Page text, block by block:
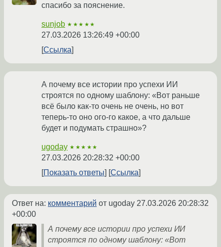
спасибо за пояснение.
sunjob ★★★★★
27.03.2026 13:26:49 +00:00
Ссылка
А почему все истории про успехи ИИ
строятся по одному шаблону: «Вот раньше
всё было как-то очень не очень, но вот
теперь-то оно ого-го какое, а что дальше
будет и подумать страшно»?
ugoday ★★★★★
27.03.2026 20:28:32 +00:00
Показать ответы
Ссылка
Ответ на: комментарий от ugoday 27.03.2026 20:28:32
+00:00
А почему все истории про успехи ИИ
строятся по одному шаблону: «Вот